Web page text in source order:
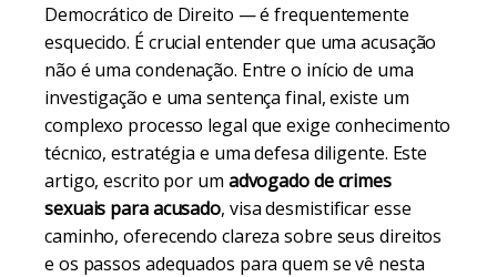
Democrático de Direito — é frequentemente
esquecido. É crucial entender que uma acusação
não é uma condenação. Entre o início de uma
investigação e uma sentença final, existe um
complexo processo legal que exige conhecimento
técnico, estratégia e uma defesa diligente. Este
artigo, escrito por um advogado de crimes
sexuais para acusado, visa desmistificar esse
caminho, oferecendo clareza sobre seus direitos
e os passos adequados para quem se vê nesta